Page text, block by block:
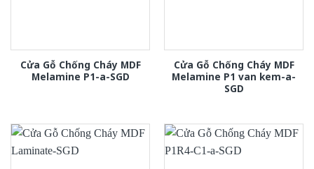
Cửa Gỗ Chống Cháy MDF
Melamine P1-a-SGD
Cửa Gỗ Chống Cháy MDF
Melamine P1 van kem-a-
SGD